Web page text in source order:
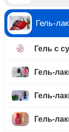
Гель-
Гель с
Гель-
Гель-
Гель-